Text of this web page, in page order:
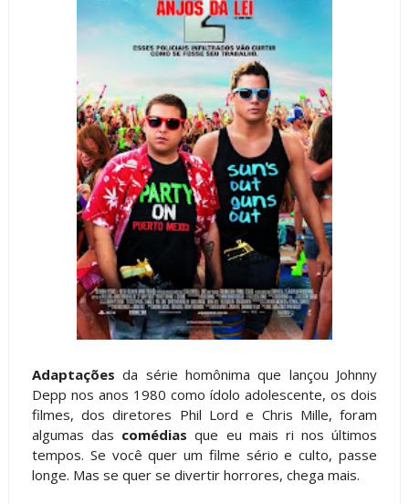
Adaptações da série homônima que lançou Johnny
Depp nos anos 1980 como ídolo adolescente, os dois
filmes, dos diretores Phil Lord e Chris Mille, foram
algumas das comédiasque eu mais ri nos últimos
tempos. Se você quer um filme sério e culto, passe
longe. Mas se quer se divertir horrores, chega mais.